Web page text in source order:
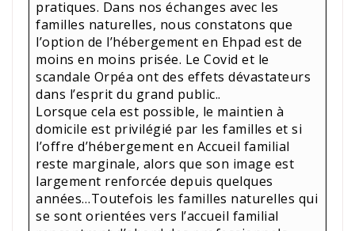
pratiques. Dans nos échanges avec les
familles naturelles, nous constatons que
l’option de l’hébergement en Ehpad est de
moins en moins prisée. Le Covid et le
scandale Orpéa ont des effets dévastateurs
dans l’esprit du grand public..
Lorsque cela est possible, le maintien à
domicile est privilégié par les familles et si
l’offre d’hébergement en Accueil familial
reste marginale, alors que son image est
largement renforcée depuis quelques
années…Toutefois les familles naturelles qui
se sont orientées vers l’accueil familial